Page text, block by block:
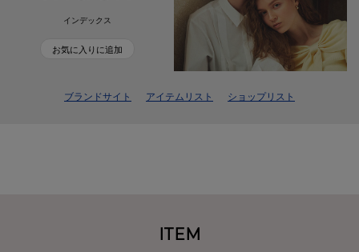
インデックス
お気に入りに追加
ブランドサイト アイテムリスト ショップリスト
ITEM